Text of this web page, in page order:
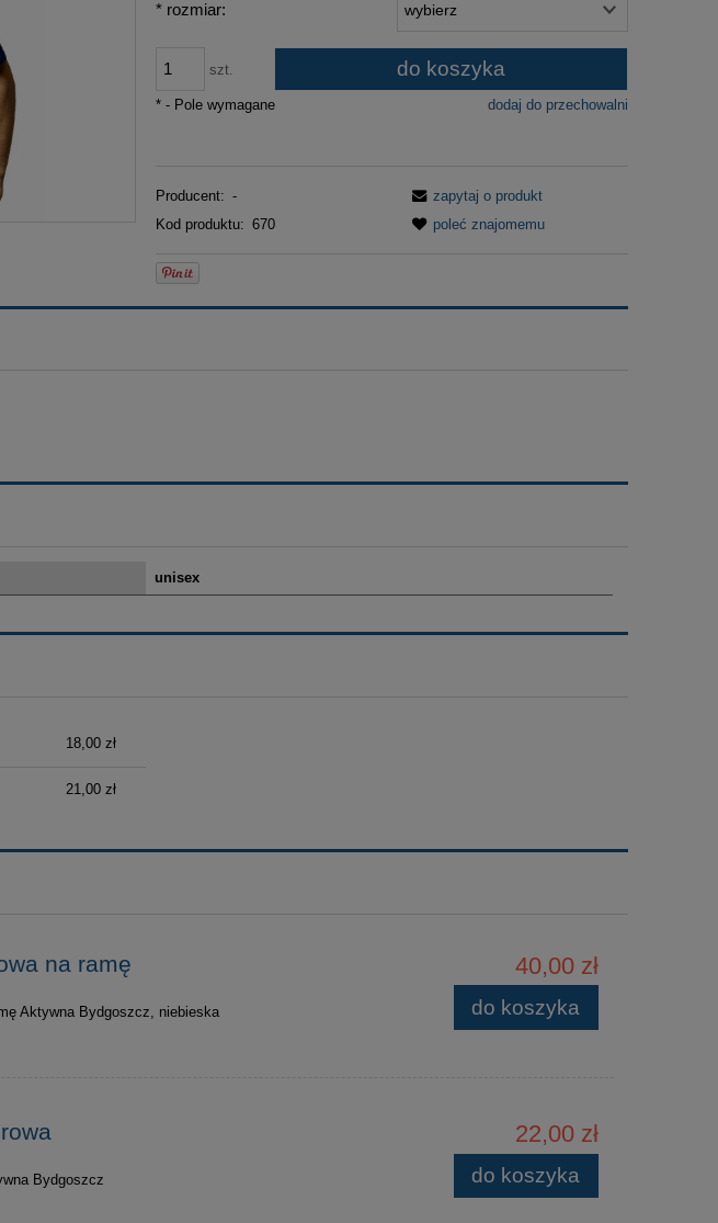
* rozmiar:
szt. do koszyka
dodaj do przechowalni
* - Pole wymagane
Producent: -
Kod produktu: 670
zapytaj o produkt
poleć znajomemu
unisex
18,00 zł
21,00 zł
na ramę
Aktywna Bydgoszcz, niebieska
40,00 zł
do koszyka
Bydgoszcz
22,00 zł
do koszyka